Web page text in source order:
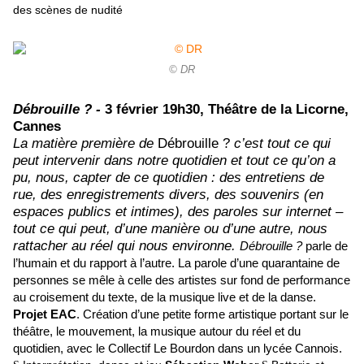
des scènes de nudité
© DR
Débrouille ? - 3 février 19h30, Théâtre de la Licorne,
Cannes
La matière première de Débrouille ? c’est tout ce qui
peut intervenir dans notre quotidien et tout ce qu’on a
pu, nous, capter de ce quotidien : des entretiens de
rue, des enregistrements divers, des souvenirs (en
espaces publics et intimes), des paroles sur internet –
tout ce qui peut, d’une manière ou d’une autre, nous
rattacher au réel qui nous environne. Débrouille ?parle de
l’humain et du rapport à l’autre. La parole d’une quarantaine de
personnes se mêle à celle des artistes sur fond de performance
au croisement du texte, de la musique live et de la danse.
Projet EAC. Création d’une petite forme artistique portant sur le
théâtre, le mouvement, la musique autour du réel et du
quotidien, avec le Collectif Le Bourdon dans un lycée Cannois.